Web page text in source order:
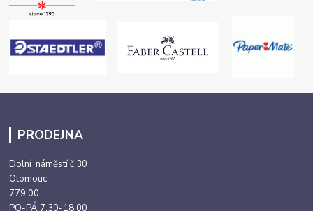
PRODEJNA
Dolní náměstí č.30
Olomouc
779 00
PO-PÁ 7,30-18,00